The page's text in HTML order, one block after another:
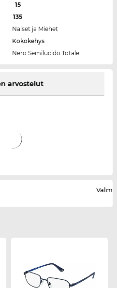
15
135
Naiset ja Miehet
Kokokehys
Nero Semilucido Totale
arvostelut